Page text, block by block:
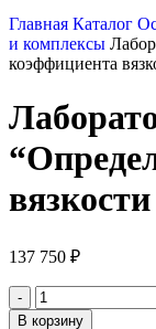
Главная Каталог
и комплексы
коэффициента
137 750 ₽
В корзину